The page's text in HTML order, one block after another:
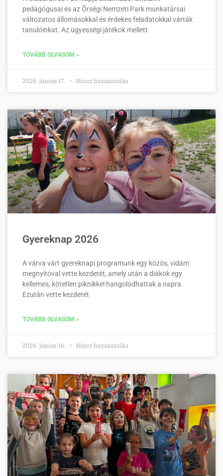
pedagógusai és az Őrségi Nemzeti Park munkatársai
változatos állomásokkal és érdekes feladatokkal várták
tanulóinkat. Az ügyességi játékok mellett
TOVÁBB OLVASOM »
2026. június 17. Nincs hozzászólás
Gyereknap 2026
A várva várt gyereknapi programunk egy közös, vidám
megnyitóval vette kezdetét, amely után a diákok egy
kellemes, kötetlen piknikkel hangolódhattak a napra.
Ezután vette kezdetét
TOVÁBB OLVASOM »
2026. június 16. Nincs hozzászólás